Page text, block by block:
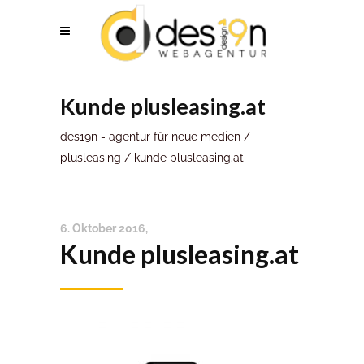
Kunde plusleasing.at
des19n - agentur für neue medien /
plusleasing / kunde plusleasing.at
6. Oktober 2016
Kunde plusleasing.at